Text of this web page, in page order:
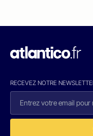
RECEVEZ NOTRE